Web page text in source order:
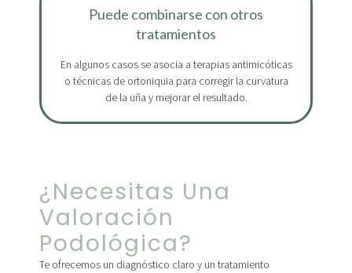
Puede combinarse con otros
tratamientos
En algunos casos se asocia a terapias antimicóticas
o técnicas de ortoniquia para corregir la curvatura
de la uña y mejorar el resultado.
¿Necesitas Una
Valoración
Podológica?
Te ofrecemos un diagnóstico claro y un tratamiento